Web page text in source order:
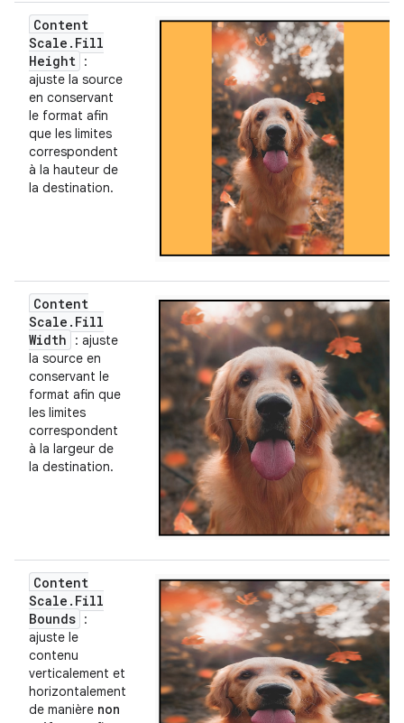
Content
Scale . Fill
Height :
ajuste la source
en conservant
le format afin
que les limites
correspondent
à la hauteur de
la destination.
Content
Scale . Fill
Width
: ajuste
la source en
conservant le
format afin que
les limites
correspondent
à la largeur de
la destination.
Content
Scale . Fill
Bounds :
ajuste le
contenu
verticalement et
horizontalement
de manière non